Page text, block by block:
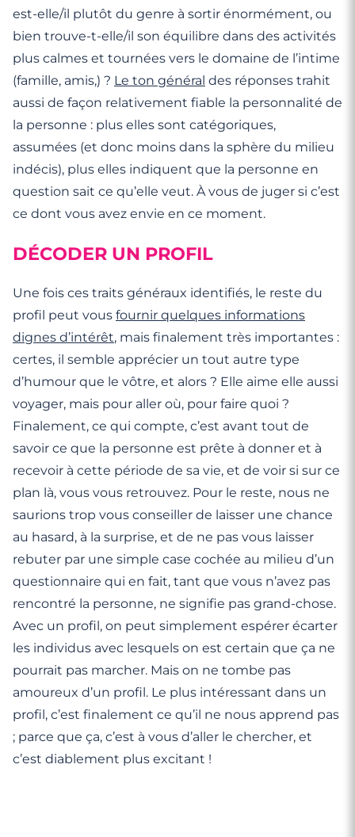
est-elle/il plutôt du genre à sortir énormément, ou
bien trouve-t-elle/il son équilibre dans des activités
plus calmes et tournées vers le domaine de l’intime
(famille, amis,) ? Le ton général des réponses trahit
aussi de façon relativement fiable la personnalité de
la personne : plus elles sont catégoriques,
assumées (et donc moins dans la sphère du milieu
indécis), plus elles indiquent que la personne en
question sait ce qu’elle veut. À vous de juger si c’est
ce dont vous avez envie en ce moment.
DÉCODER UN PROFIL
Une fois ces traits généraux identifiés, le reste du
profil peut vous fournir quelques informations
dignes d’intérêt, mais finalement très importantes :
certes, il semble apprécier un tout autre type
d’humour que le vôtre, et alors ? Elle aime elle aussi
voyager, mais pour aller où, pour faire quoi ?
Finalement, ce qui compte, c’est avant tout de
savoir ce que la personne est prête à donner et à
recevoir à cette période de sa vie, et de voir si sur ce
plan là, vous vous retrouvez. Pour le reste, nous ne
saurions trop vous conseiller de laisser une chance
au hasard, à la surprise, et de ne pas vous laisser
rebuter par une simple case cochée au milieu d’un
questionnaire qui en fait, tant que vous n’avez pas
rencontré la personne, ne signifie pas grand-chose.
Avec un profil, on peut simplement espérer écarter
les individus avec lesquels on est certain que ça ne
pourrait pas marcher. Mais on ne tombe pas
amoureux d’un profil. Le plus intéressant dans un
profil, c’est finalement ce qu’il ne nous apprend pas
; parce que ça, c’est à vous d’aller le chercher, et
c’est diablement plus excitant !